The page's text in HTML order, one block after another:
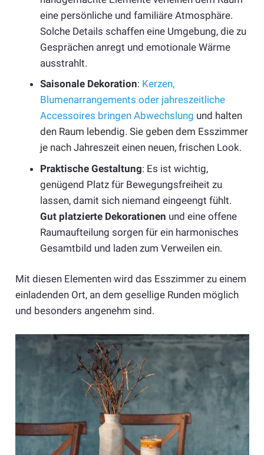
eine persönliche und familiäre Atmosphäre.
Solche Details schaffen eine Umgebung, die zu
Gesprächen anregt und emotionale Wärme
ausstrahlt.
Saisonale Dekoration: Kerzen,
Blumenarrangements oder jahreszeitliche
Accessoires bringen Abwechslung und halten
den Raum lebendig. Sie geben dem Esszimmer
je nach Jahreszeit einen neuen, frischen Look.
Praktische Gestaltung: Es ist wichtig,
genügend Platz für Bewegungsfreiheit zu
lassen, damit sich niemand eingeengt fühlt.
Gut platzierte Dekorationen und eine offene
Raumaufteilung sorgen für ein harmonisches
Gesamtbild und laden zum Verweilen ein.
Mit diesen Elementen wird das Esszimmer zu einem
einladenden Ort, an dem gesellige Runden möglich
und besonders angenehm sind.